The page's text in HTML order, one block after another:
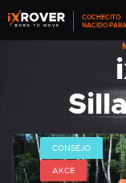
COCHECITO
NACIDO
CONSEJO
AKCE